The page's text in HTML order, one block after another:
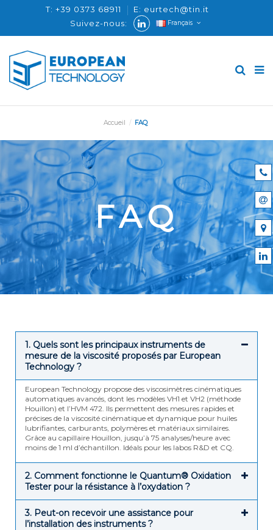
T: +39 0373 68911
E: eurtech@tin.it
Suivez-nous:
Français
Accueil FAQ
FAQ
1. Quels sont les principaux instruments de
mesure de la viscosité proposés par European
Technology ?
European Technology propose des viscosimètres cinématiques
automatiques avancés, dont les modèles VH1 et VH2 (méthode
Houillon) et l’HVM 472. Ils permettent des mesures rapides et
précises de la viscosité cinématique et dynamique pour huiles
lubrifiantes, carburants, polymères et matériaux similaires.
Grâce au capillaire Houillon, jusqu’à 75 analyses/heure avec
moins de 1 ml d’échantillon. Idéals pour les labos R&D et CQ.
2. Comment fonctionne le Quantum® Oxidation
Tester pour la résistance à l’oxydation ?
3. Peut-on recevoir une assistance pour
l’installation des instruments ?